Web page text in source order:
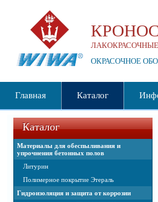
ОКРАСОЧНОЕ
Главная Каталог
Каталог
Материалы для обеспыливания и
упрочнения бетонных полов
Литурин
Полимерное покрытие Этераль
Гидроизоляция и защита от коррозии